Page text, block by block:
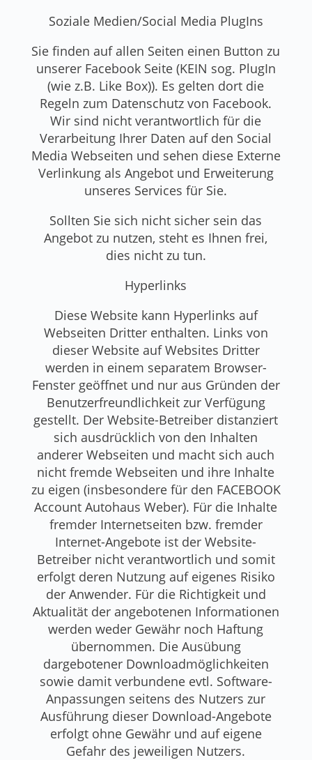
Soziale Medien/Social Media PlugIns
Sie finden auf allen Seiten einen Button zu
unserer Facebook Seite (KEIN sog. PlugIn
(wie z.B. Like Box)). Es gelten dort die
Regeln zum Datenschutz von Facebook.
Wir sind nicht verantwortlich für die
Verarbeitung Ihrer Daten auf den Social
Media Webseiten und sehen diese Externe
Verlinkung als Angebot und Erweiterung
unseres Services für Sie.
Sollten Sie sich nicht sicher sein das
Angebot zu nutzen, steht es Ihnen frei,
dies nicht zu tun.
Hyperlinks
Diese Website kann Hyperlinks auf
Webseiten Dritter enthalten. Links von
dieser Website auf Websites Dritter
werden in einem separatem Browser-
Fenster geöffnet und nur aus Gründen der
Benutzerfreundlichkeit zur Verfügung
gestellt. Der Website-Betreiber distanziert
sich ausdrücklich von den Inhalten
anderer Webseiten und macht sich auch
nicht fremde Webseiten und ihre Inhalte
zu eigen (insbesondere für den FACEBOOK
Account Autohaus Weber). Für die Inhalte
fremder Internetseiten bzw. fremder
Internet-Angebote ist der Website-
Betreiber nicht verantwortlich und somit
erfolgt deren Nutzung auf eigenes Risiko
der Anwender. Für die Richtigkeit und
Aktualität der angebotenen Informationen
werden weder Gewähr noch Haftung
übernommen. Die Ausübung
dargebotener Downloadmöglichkeiten
sowie damit verbundene evtl. Software-
Anpassungen seitens des Nutzers zur
Ausführung dieser Download-Angebote
erfolgt ohne Gewähr und auf eigene
Gefahr des jeweiligen Nutzers.